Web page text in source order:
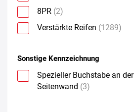
8PR (2)
Verstärkte Reifen (1289)
Sonstige Kennzeichnung
Spezieller Buchstabe an der
Seitenwand (3)